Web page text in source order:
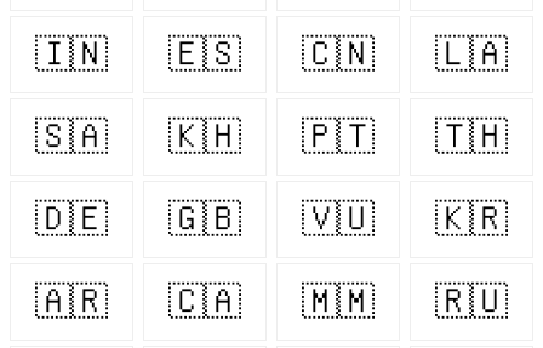
🇮🇳 🇪🇸 🇨🇳 🇱🇦
🇸🇦 🇰🇭 🇵🇹 🇹🇭
🇩🇪 🇬🇧 🇻🇺 🇰🇷
🇦🇷 🇨🇦 🇲🇲 🇷🇺